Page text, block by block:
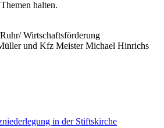
halten.
Wirtschaftsförderung
und Kfz Meister Michael Hinrichs
in der Stiftskirche